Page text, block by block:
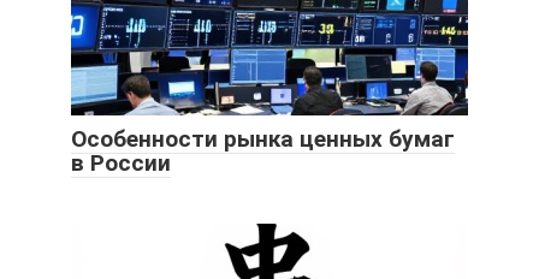
Особенности рынка ценных бумаг
в России